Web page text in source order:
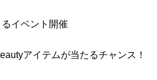
イベント開催
アイテムが当たるチャンス！